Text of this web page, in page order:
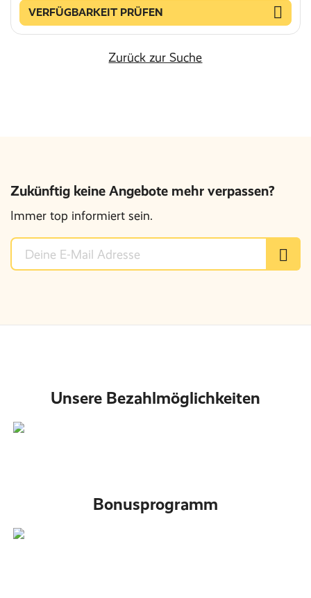
VERFÜGBARKEIT PRÜFEN
Zurück zur Suche
Zukünftig keine Angebote mehr verpassen?
Immer top informiert sein.
Unsere Bezahlmöglichkeiten
Bonusprogramm